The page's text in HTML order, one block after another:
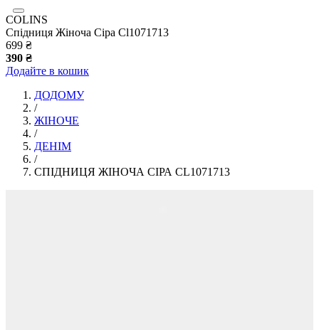
COLINS
Спідниця Жіноча Сіра Cl1071713
699 ₴
390 ₴
Додайте в кошик
ДОДОМУ
/
ЖІНОЧЕ
/
ДЕНІМ
/
СПІДНИЦЯ ЖІНОЧА СІРА CL1071713